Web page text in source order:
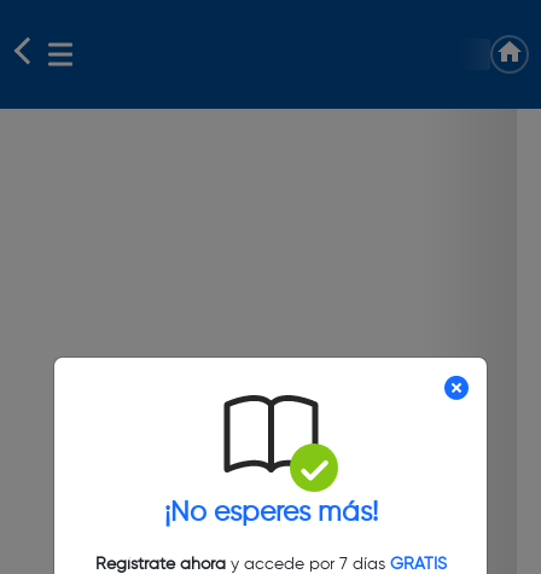
¡No esperes más!
Regístrate ahoray accede por 7 días GRATIS